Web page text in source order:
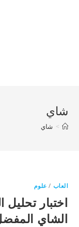
شاي
> شاي
العاب / علوم
اختبار
الشاي